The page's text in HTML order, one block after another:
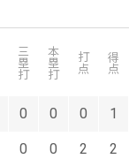
三塁打 本塁打 打点 得点
0 0 0 1
0 0 2 2